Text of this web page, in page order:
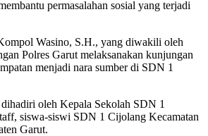
permasalahan sosial yang terjadi
Wasino, S.H., yang diwakili oleh
Polres Garut melaksanakan kunjungan
menjadi nara sumber di SDN 1
oleh Kepala Sekolah SDN 1
siswa-siswi SDN 1 Cijolang Kecamatan
Garut.